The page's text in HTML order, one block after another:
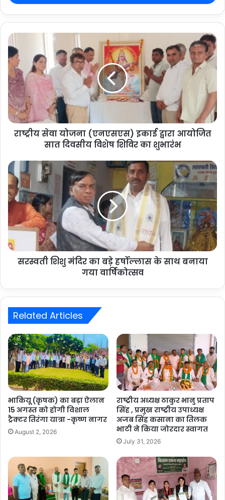
राष्ट्रीय सेवा योजना (एनएसएस) इकाई द्वारा आयोजित
सात दिवसीय विशेष शिविर का शुभारंभ
सरस्वती शिशु मंदिर का बड़े हर्षोल्लास के साथ बनाया
गया वार्षिकोत्सव
Related Articles
भाकियू (कृषक) का बड़ा ऐलान
15 अगस्त को होगी विशाल
ट्रैक्टर तिरंगा यात्रा -कृष्ण नागर
August 2, 2026
राष्ट्रीय अध्यक्ष ठाकुर भानु प्रताप
सिंह , प्रमुख राष्ट्रीय उपाध्यक्ष
अजब सिंह कसाना का तिलक
भाटी ने किया जोरदार स्वागत
July 31, 2026